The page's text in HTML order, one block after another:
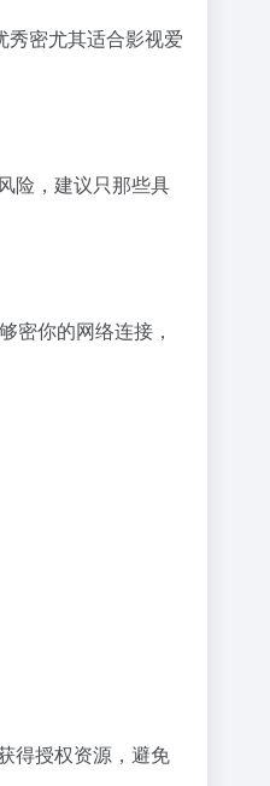
秀密尤其适合影视爱
险，建议只那些具
密你的网络连接，
得授权资源，避免